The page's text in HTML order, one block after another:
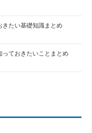
たい基礎知識まとめ
ておきたいことまとめ